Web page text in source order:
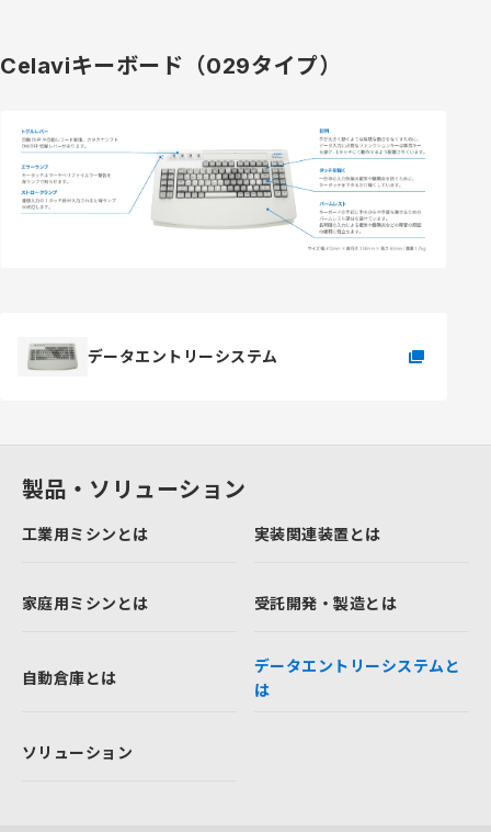
Celaviキーボード（029タイプ）
データエントリーシステム
製品・ソリューション
工業用ミシンとは 実装関連装置とは
家庭用ミシンとは 受託開発・製造とは
自動倉庫とは
データエントリーシステムと
は
ソリューション